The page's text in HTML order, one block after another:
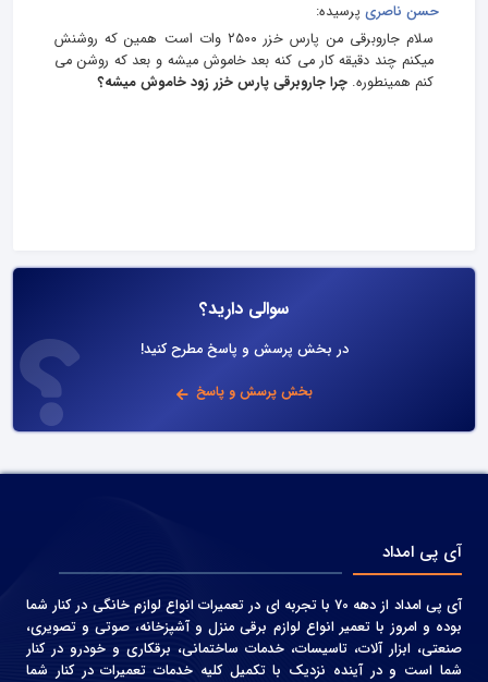
حسن ناصری پرسیده:
سلام جاروبرقی من پارس خزر ۲۵۰۰ وات است همین که روشنش
میکنم چند دقیقه کار می کنه بعد خاموش میشه و بعد که روشن می
کنم همینطوره. چرا جاروبرقی پارس خزر زود خاموش میشه؟
سوالی دارید؟
در بخش پرسش و پاسخ مطرح کنید!
بخش پرسش و پاسخ
آی پی امداد
آی پی امداد از دهه 70 با تجربه ای در تعمیرات انواع لوازم خانگی در کنار شما
بوده و امروز با تعمیر انواع لوازم برقی منزل و آشپزخانه، صوتی و‌ تصویری،
صنعتی، ابزار آلات، تاسیسات، خدمات ساختمانی، برقکاری و خودرو در کنار
شما است و در آینده نزدیک با تکمیل کلیه خدمات تعمیرات در کنار شما